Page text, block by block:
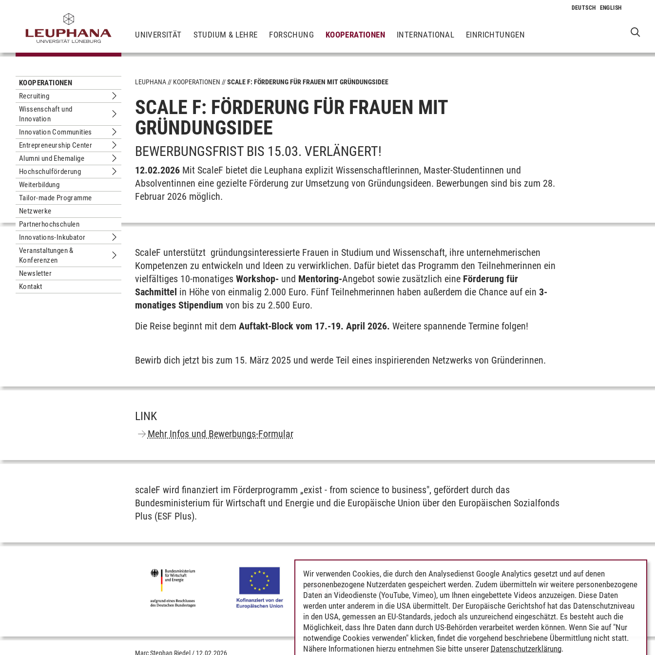
UNIVERSITÄT STUDIUM & LEHRE FORSCHUNG KOOPERATIONEN INTERNATIONAL EINRICHTUNGEN
KOOPERATIONEN
Recruiting
Untermenu Recruiting
Wissenschaft und
Innovation
Untermenu Wissenschaft und Innovation
Innovation Communities
Untermenu Innovation Communities
Entrepreneurship Center
Untermenu Entrepreneurship Center
Alumni und Ehemalige
Untermenu Alumni und Ehemalige
Hochschulförderung
Untermenu Hochschulförderung
Weiterbildung
Tailor-made Programme
Netzwerke
Partnerhochschulen
Innovations-Inkubator
Untermenu Innovations-Inkubator
Veranstaltungen &
Konferenzen
Untermenu Veranstaltungen & Konferenzen
Newsletter
Kontakt
LEUPHANA KOOPERATIONEN SCALE F: FÖRDERUNG FÜR FRAUEN MIT GRÜNDUNGSIDEE
SCALE F: FÖRDERUNG FÜR FRAUEN MIT
GRÜNDUNGSIDEE
BEWERBUNGSFRIST BIS 15.03. VERLÄNGERT!
12.02.2026 Mit ScaleF bietet die Leuphana explizit Wissenschaftlerinnen, Master-Studentinnen und
Absolventinnen eine gezielte Förderung zur Umsetzung von Gründungsideen. Bewerbungen sind bis zum 28.
Februar 2026 möglich.
ScaleF unterstützt gründungsinteressierte Frauen in Studium und Wissenschaft, ihre unternehmerischen
Kompetenzen zu entwickeln und Ideen zu verwirklichen. Dafür bietet das Programm den Teilnehmerinnen ein
vielfältiges 10-monatigesWorkshop- und Mentoring-Angebot sowie zusätzlich eine Förderung für
Sachmittel in Höhe von einmalig 2.000 Euro. Fünf Teilnehmerinnen haben außerdem die Chance auf ein3-
monatiges Stipendiumvon bis zu 2.500 Euro.
Die Reise beginnt mit demAuftakt-Block vom 17.-19. April 2026. Weitere spannende Termine folgen!
Bewirb dich jetzt bis zum 15. März 2025 und werde Teil eines inspirierenden Netzwerks von Gründerinnen.
LINK
Mehr Infos und Bewerbungs-Formular
scaleF wird finanziert im Förderprogramm „exist - from science to business", gefördert durch das
Bundesministerium für Wirtschaft und Energie und die Europäische Union über den Europäischen Sozialfonds
Plus (ESF Plus).
Marc Stephan Riedel / 12.02.2026
Wir verwenden Cookies, die durch den Analysedienst Google Analytics gesetzt und auf denen
personenbezogene Nutzerdaten gespeichert werden. Zudem übermitteln wir weitere personenbezogene
Daten an Videodienste (YouTube, Vimeo), um Ihnen eingebettete Videos anzuzeigen. Diese Daten
werden unter anderem in die USA übermittelt. Der Europäische Gerichtshof hat das Datenschutzniveau
in den USA, gemessen an EU-Standards, jedoch als unzureichend eingeschätzt. Es besteht auch die
Möglichkeit, dass Ihre Daten dann durch US-Behörden verarbeitet werden können. Wenn Sie auf "Nur
notwendige Cookies verwenden" klicken, findet die vorgehend beschriebene Übermittlung nicht statt.
Nähere Informationen hierzu entnehmen Sie bitte unserer Datenschutzerklärung.